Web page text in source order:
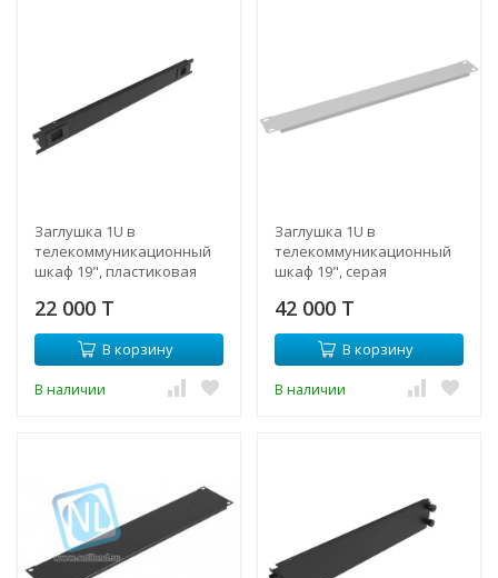
Заглушка 1U в
телекоммуникационный
шкаф 19", пластиковая
инструментов
22 000 T
В корзину
В наличии
Заглушка 1U в
телекоммуникационный
шкаф 19", серая
42 000 T
В корзину
В наличии